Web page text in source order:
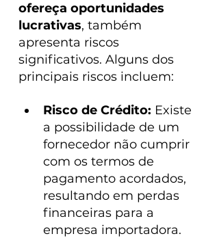
ofereça oportunidades
lucrativas, também
apresenta riscos
significativos. Alguns dos
principais riscos incluem:
Risco de Crédito: Existe
a possibilidade de um
fornecedor não cumprir
com os termos de
pagamento acordados,
resultando em perdas
financeiras para a
empresa importadora.